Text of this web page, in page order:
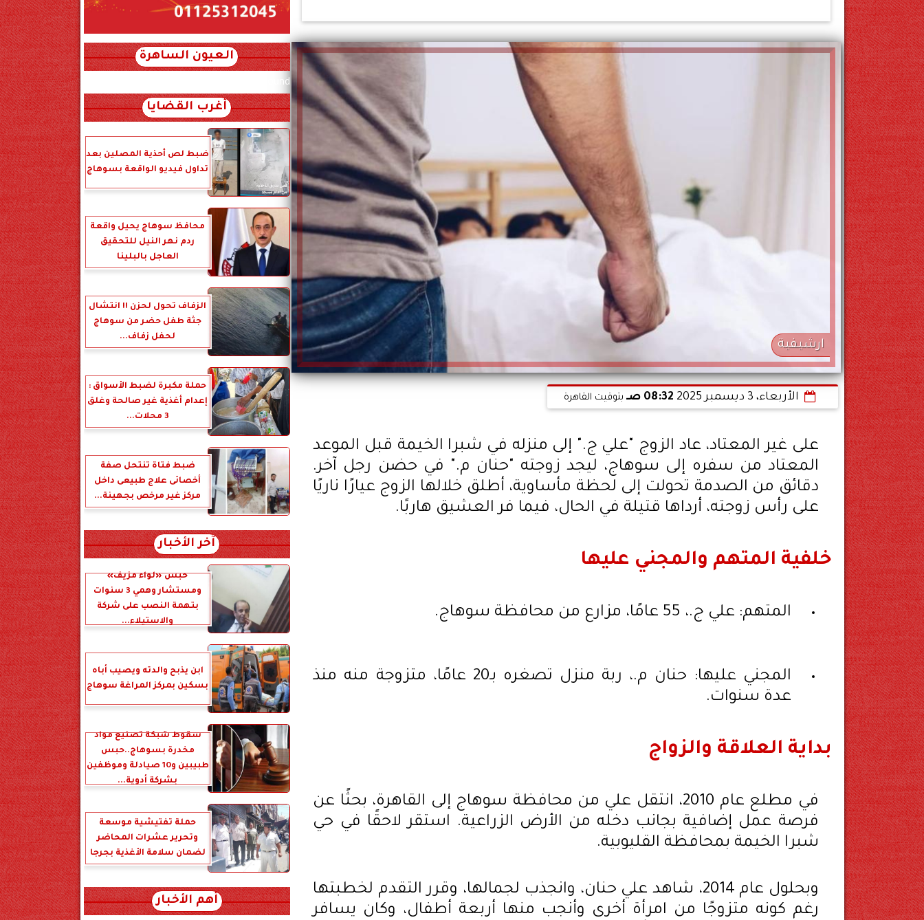
ارشيفية
الأربعاء، 3 ديسمبر 2025 08:32 صـ بتوقيت القاهرة
على غير المعتاد، عاد الزوج "علي ج." إلى منزله في شبرا الخيمة قبل الموعد
المعتاد من سفره إلى سوهاج، ليجد زوجته "حنان م." في حضن رجل آخر.
دقائق من الصدمة تحولت إلى لحظة مأساوية، أطلق خلالها الزوج عيارًا ناريًا
على رأس زوجته، أرداها قتيلة في الحال، فيما فر العشيق هاربًا.
خلفية المتهم والمجني عليها
المتهم: علي ج.، 55 عامًا، مزارع من محافظة سوهاج.
المجني عليها: حنان م.، ربة منزل تصغره بـ20 عامًا، متزوجة منه منذ
عدة سنوات.
بداية العلاقة والزواج
في مطلع عام 2010، انتقل علي من محافظة سوهاج إلى القاهرة، بحثًا عن
فرصة عمل إضافية بجانب دخله من الأرض الزراعية. استقر لاحقًا في حي
شبرا الخيمة بمحافظة القليوبية.
وبحلول عام 2014، شاهد علي حنان، وانجذب لجمالها، وقرر التقدم لخطبتها
رغم كونه متزوجًا من امرأة أخرى وأنجب منها أربعة أطفال، وكان يسافر
العيون الساهرة
xml_json/rss/~12.xml x0n not found
أغرب القضايا
ضبط لص أحذية المصلين بعد
تداول فيديو الواقعة بسوهاج
محافظ سوهاج يحيل واقعة
ردم نهر النيل للتحقيق
العاجل بالبلينا
الزفاف تحول لحزن !! انتشال
جثة طفل حضر من سوهاج
لحفل زفاف...
حملة مكبرة لضبط الأسواق :
إعدام أغذية غير صالحة وغلق
3 محلات...
ضبط فتاة تنتحل صفة
أخصائى علاج طبيعى داخل
مركز غير مرخص بجهينة...
آخر الأخبار
حبس «لواء مزيف»
ومستشار وهمي 3 سنوات
بتهمة النصب على شركة
والاستيلاء...
ابن يذبح والدته ويصيب أباه
بسكين بمركز المراغة سوهاج
سقوط شبكة تصنيع مواد
مخدرة بسوهاج..حبس
طبيبين و10 صيادلة وموظفين
بشركة أدوية...
حملة تفتيشية موسعة
وتحرير عشرات المحاضر
لضمان سلامة الأغذية بجرجا
أهم الأخبار